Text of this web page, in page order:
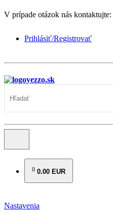
V prípade otázok nás kontaktujte:
Prihlásiť/Registrovať
yezzo.sk
0 0.00 EUR
Nastavenia